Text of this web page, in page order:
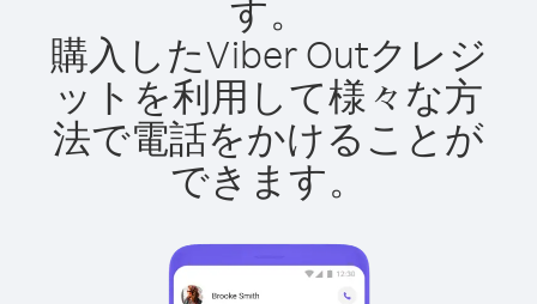
す。
購入したViber Outクレジ
ットを利用して様々な方
法で電話をかけることが
できます。